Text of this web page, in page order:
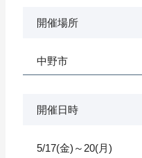
開催場所
中野市
開催日時
5/17(金)～20(月)